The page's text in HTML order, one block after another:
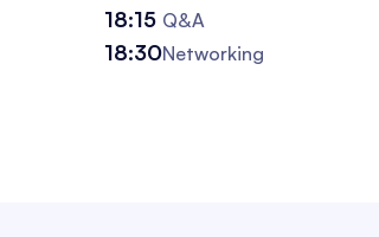
18:15 Q&A
18:30Networking